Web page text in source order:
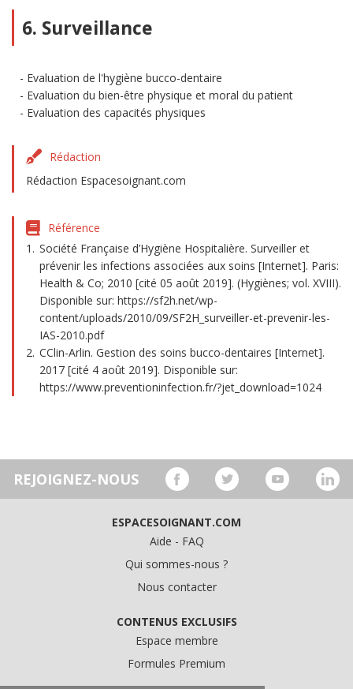
6. Surveillance
Evaluation de l'hygiène bucco-dentaire
Evaluation du bien-être physique et moral du patient
Evaluation des capacités physiques
Rédaction
Rédaction Espacesoignant.com
Référence
Société Française d’Hygiène Hospitalière. Surveiller et
prévenir les infections associées aux soins [Internet]. Paris:
Health & Co; 2010 [cité 05 août 2019]. (Hygiènes; vol. XVIII).
Disponible sur: https://sf2h.net/wp-
content/uploads/2010/09/SF2H_surveiller-et-prevenir-les-
IAS-2010.pdf
CClin-Arlin. Gestion des soins bucco-dentaires [Internet].
2017 [cité 4 août 2019]. Disponible sur:
https://www.preventioninfection.fr/?jet_download=1024
REJOIGNEZ-NOUS
ESPACESOIGNANT.COM
Aide - FAQ
Qui sommes-nous ?
Nous contacter
CONTENUS EXCLUSIFS
Espace membre
Formules Premium